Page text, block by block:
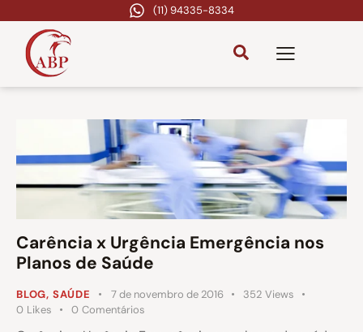
(11) 94335-8334
Carência x Urgência Emergência nos
Planos de Saúde
BLOG, SAÚDE 7 de novembro de 2016 352 Views
0 Likes 0 Comentários